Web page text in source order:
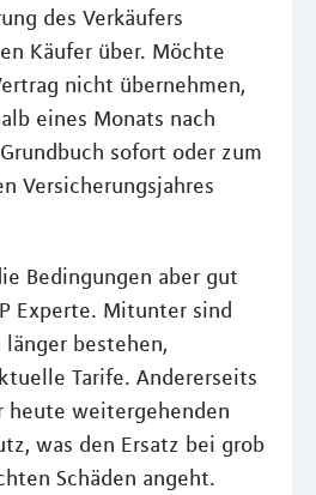
des Verkäufers
Käufer über. Möchte
nicht übernehmen,
eines Monats nach
sofort oder zum
Versicherungsjahres
Bedingungen aber gut
Experte. Mitunter sind
bestehen,
Tarife. Andererseits
heute weitergehenden
was den Ersatz bei grob
Schäden angeht.